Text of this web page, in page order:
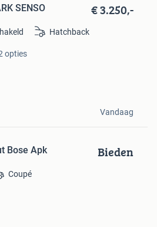
SENSO € 3.250,-
Hatchback
opties
Vandaag
Bose Apk Bieden
Coupé